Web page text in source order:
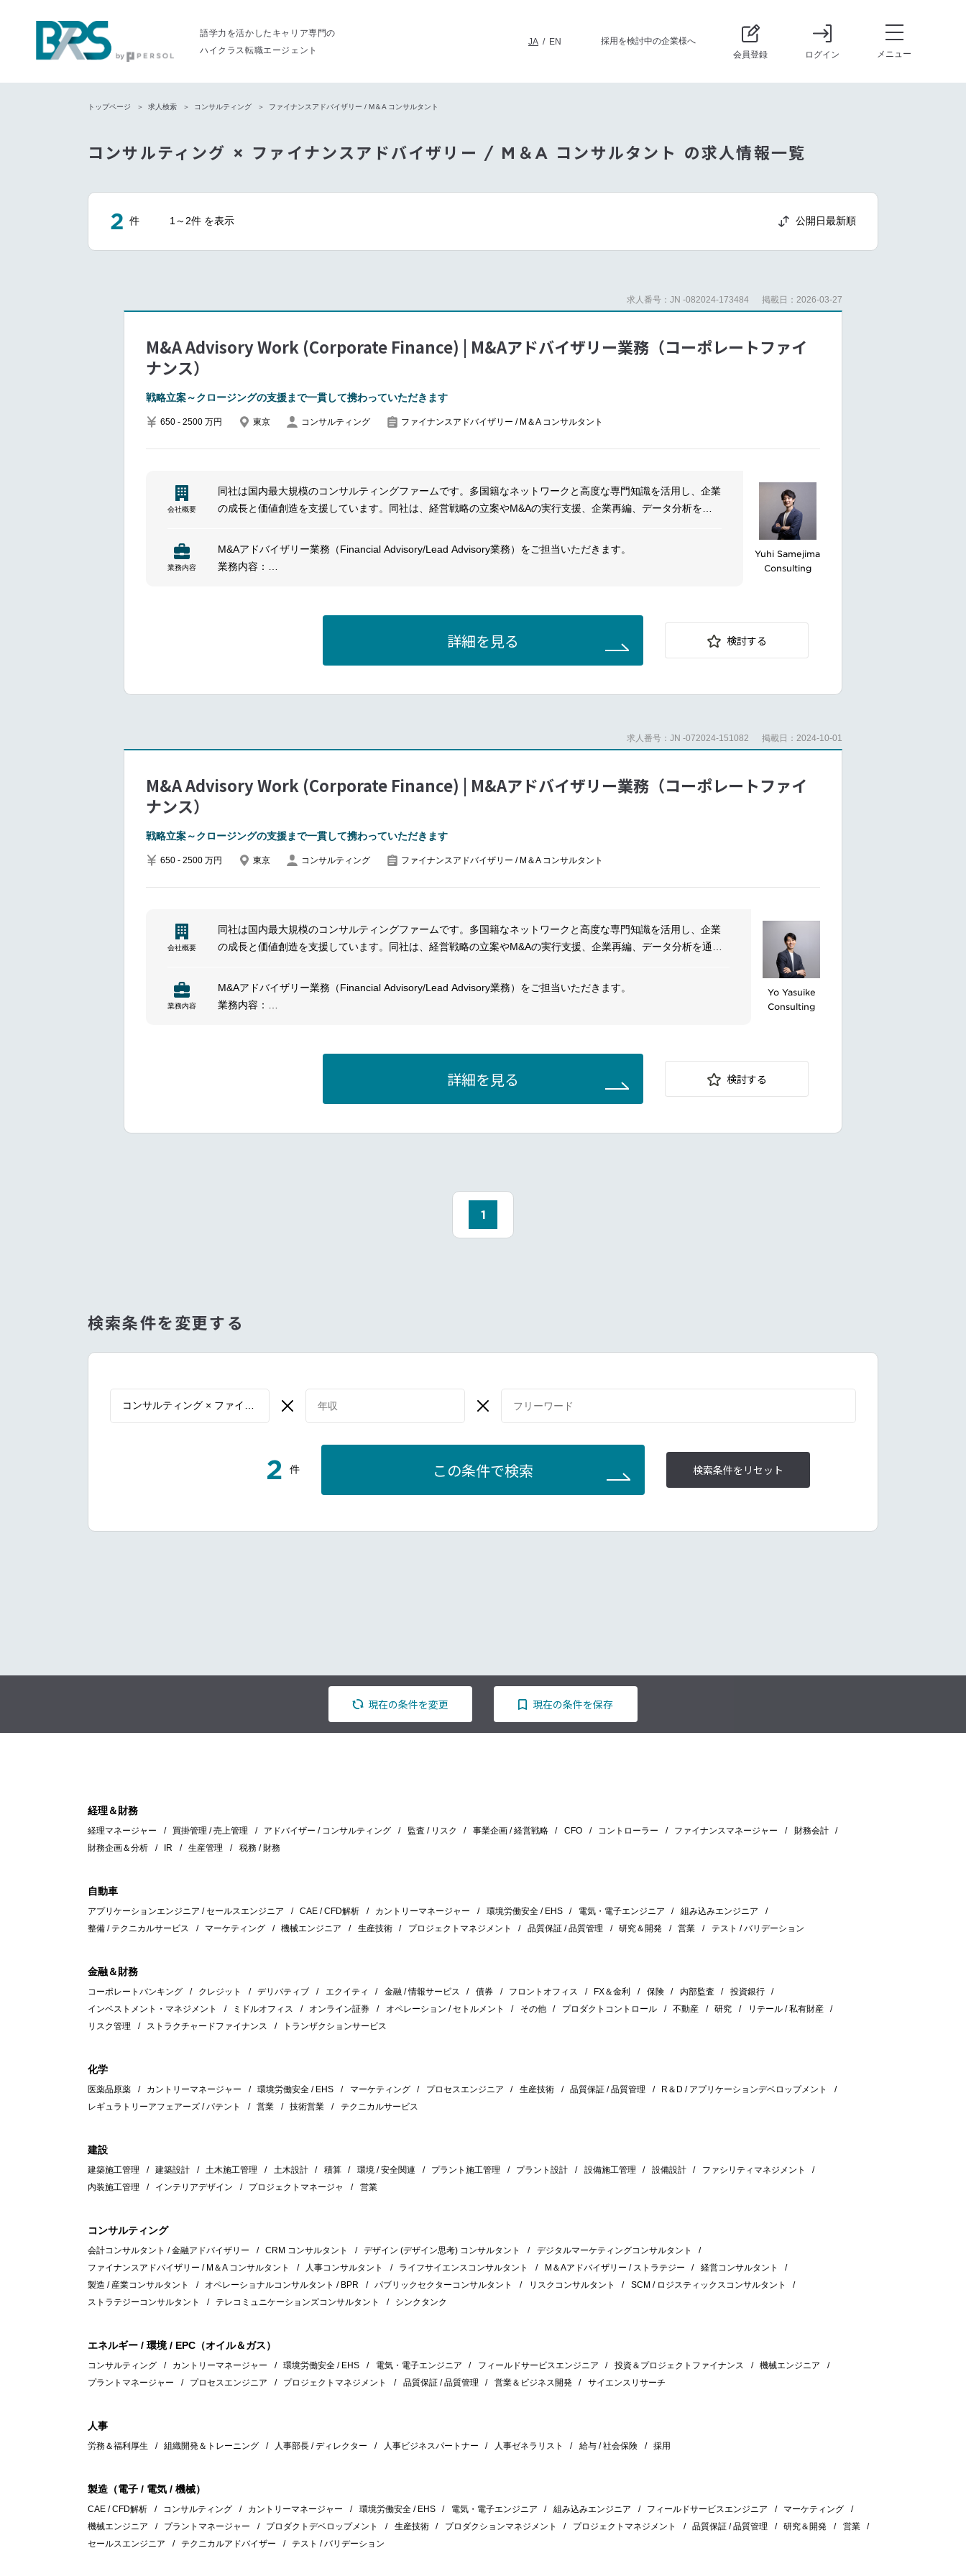
語学力を活かしたキャリア専門の
ハイクラス転職エージェント
JA / EN
採用を検討中の企業様へ
会員登録
ログイン メニュー
トップページ 求人検索 コンサルティング ファイナンスアドバイザリー / M＆A コンサルタント
コンサルティング × ファイナンスアドバイザリー / M＆A コンサルタント の求人情報一覧
2 件 1～2件 を表示 公開日最新順
求人番号：JN -082024-173484 掲載日：2026-03-27
M&A Advisory Work (Corporate Finance) | M&Aアドバイザリー業務（コーポレートファイ
ナンス）
戦略立案～クロージングの支援まで一貫して携わっていただきます
650 - 2500 万円 東京 コンサルティング ファイナンスアドバイザリー / M＆A コンサルタント
会社概要
同社は国内最大規模のコンサルティングファームです。多国籍なネットワークと高度な専門知識を活用し、企業
の成長と価値創造を支援しています。同社は、経営戦略の立案やM&Aの実行支援、企業再編、データ分析を通
ホルダーとの信頼関係を構築することを重視しています。グローバルな視点で複雑なビジネス課題に取り組む姿
勢が特徴です。
業務内容
M&Aアドバイザリー業務（Financial Advisory/Lead Advisory業務）をご担当いただきます。
業務内容：
Yuhi Samejima
Consulting
詳細を見る 検討する
求人番号：JN -072024-151082 掲載日：2024-10-01
M&A Advisory Work (Corporate Finance) | M&Aアドバイザリー業務（コーポレートファイ
ナンス）
戦略立案～クロージングの支援まで一貫して携わっていただきます
650 - 2500 万円 東京 コンサルティング ファイナンスアドバイザリー / M＆A コンサルタント
会社概要
同社は国内最大規模のコンサルティングファームです。多国籍なネットワークと高度な専門知識を活用し、企業
の成長と価値創造を支援しています。同社は、経営戦略の立案やM&Aの実行支援、企業再編、データ分析を通じ
ルダーとの信頼関係を構築することを重視しています。グローバルな視点で複雑なビジネス課題に取り組む姿勢
が特徴です。
業務内容
M&Aアドバイザリー業務（Financial Advisory/Lead Advisory業務）をご担当いただきます。
業務内容：
Yo Yasuike
Consulting
詳細を見る 検討する
1
検索条件を変更する
2 件 この条件で検索 検索条件をリセット
現在の条件を変更 現在の条件を保存
経理＆財務
経理マネージャー 買掛管理 / 売上管理 アドバイザー / コンサルティング 監査 / リスク 事業企画 / 経営戦略 CFO コントローラー ファイナンスマネージャー
財務会計
財務企画＆分析
IR 生産管理 税務 / 財務
自動車
アプリケーションエンジニア / セールスエンジニア CAE / CFD解析 カントリーマネージャー 環境労働安全 / EHS 電気・電子エンジニア
組み込みエンジニア
整備 / テクニカルサービス
マーケティング 機械エンジニア 生産技術 プロジェクトマネジメント 品質保証 / 品質管理 研究＆開発 営業 テスト / バリデーション
金融＆財務
コーポレートバンキング クレジット デリバティブ エクイティ 金融 / 情報サービス 債券 フロントオフィス FX＆金利 保険 内部監査
投資銀行
インベストメント・マネジメント
ミドルオフィス オンライン証券 オペレーション / セトルメント その他 プロダクトコントロール 不動産 研究
リテール / 私有財産
リスク管理
ストラクチャードファイナンス トランザクションサービス
化学
医薬品原薬 カントリーマネージャー 環境労働安全 / EHS マーケティング プロセスエンジニア 生産技術 品質保証 / 品質管理
R＆D / アプリケーションデベロップメント
レギュラトリーアフェアーズ / パテント
営業 技術営業 テクニカルサービス
建設
建築施工管理 建築設計 土木施工管理 土木設計 積算 環境 / 安全関連 プラント施工管理 プラント設計 設備施工管理 設備設計
ファシリティマネジメント
内装施工管理
インテリアデザイン プロジェクトマネージャ 営業
コンサルティング
会計コンサルタント / 金融アドバイザリー CRM コンサルタント デザイン (デザイン思考) コンサルタント
デジタルマーケティングコンサルタント
ファイナンスアドバイザリー / M＆A コンサルタント
人事コンサルタント ライフサイエンスコンサルタント M＆Aアドバイザリー / ストラテジー
経営コンサルタント
製造 / 産業コンサルタント
オペレーショナルコンサルタント / BPR パブリックセクターコンサルタント リスクコンサルタント
SCM / ロジスティックスコンサルタント
ストラテジーコンサルタント
テレコミュニケーションズコンサルタント シンクタンク
エネルギー / 環境 / EPC（オイル＆ガス）
コンサルティング カントリーマネージャー 環境労働安全 / EHS 電気・電子エンジニア フィールドサービスエンジニア 投資＆プロジェクトファイナンス
機械エンジニア
プラントマネージャー
プロセスエンジニア プロジェクトマネジメント 品質保証 / 品質管理 営業＆ビジネス開発 サイエンスリサーチ
人事
労務＆福利厚生 組織開発＆トレーニング 人事部長 / ディレクター 人事ビジネスパートナー 人事ゼネラリスト 給与 / 社会保険 採用
製造（電子 / 電気 / 機械）
CAE / CFD解析 コンサルティング カントリーマネージャー 環境労働安全 / EHS 電気・電子エンジニア 組み込みエンジニア フィールドサービスエンジニア
マーケティング
機械エンジニア
プラントマネージャー プロダクトデベロップメント 生産技術 プロダクションマネジメント プロジェクトマネジメント 品質保証 / 品質管理 研究＆開発
営業
セールスエンジニア
テクニカルアドバイザー テスト / バリデーション